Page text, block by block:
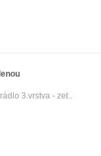
3.vrstva - zet..